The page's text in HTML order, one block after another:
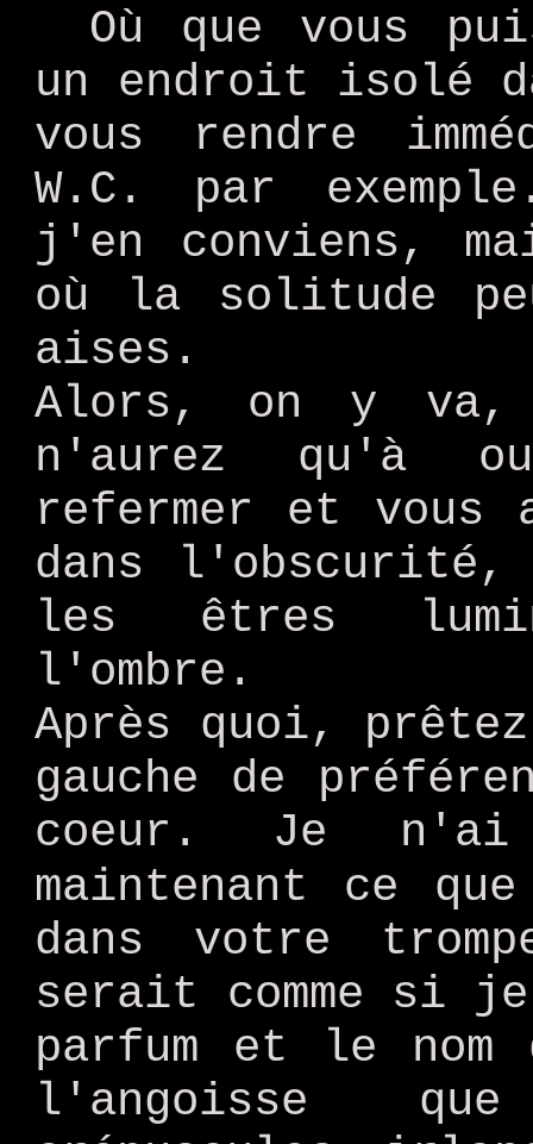
Où que vous
un endroit isolé
vous rendre
W.C. par
j'en conviens,
où la solitude
aises.
Alors, on y va,
n'aurez qu'à
refermer et vous
dans l'obscurité,
les êtres
l'ombre.
Après quoi,
gauche de
coeur. Je
maintenant ce
dans votre
serait comme si
parfum et le nom
l'angoisse